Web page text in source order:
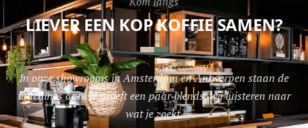
LIEVER EEN KOP KOFFIE SAMEN?
In onze showrooms in Amsterdam en Antwerpen staan de
machines aan. Je proeft een paar blends, wij luisteren naar
wat je zoekt.